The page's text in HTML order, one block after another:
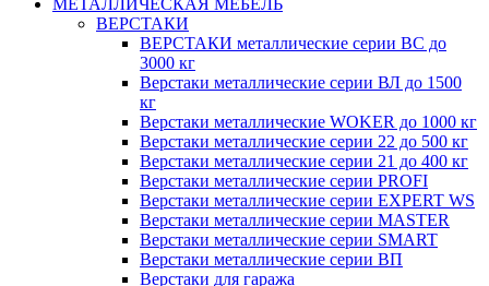
ВЕРСТАКИ
ВЕРСТАКИ металлические серии ВС до
3000 кг
Верстаки металлические серии ВЛ до 1500
кг
Верстаки металлические WOKER до 1000 кг
Верстаки металлические серии 22 до 500 кг
Верстаки металлические серии 21 до 400 кг
Верстаки металлические серии PROFI
Верстаки металлические серии EXPERT WS
Верстаки металлические серии MASTER
Верстаки металлические серии SMART
Верстаки металлические серии ВП
Верстаки для гаража